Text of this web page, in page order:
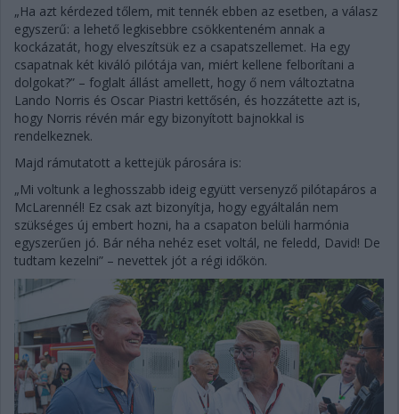
„Ha azt kérdezed tőlem, mit tennék ebben az esetben, a válasz
egyszerű: a lehető legkisebbre csökkenteném annak a
kockázatát, hogy elveszítsük ez a csapatszellemet. Ha egy
csapatnak két kiváló pilótája van, miért kellene felborítani a
dolgokat?” – foglalt állást amellett, hogy ő nem változtatna
Lando Norris és Oscar Piastri kettősén, és hozzátette azt is,
hogy Norris révén már egy bizonyított bajnokkal is
rendelkeznek.
Majd rámutatott a kettejük párosára is:
„Mi voltunk a leghosszabb ideig együtt versenyző pilótapáros a
McLarennél! Ez csak azt bizonyítja, hogy egyáltalán nem
szükséges új embert hozni, ha a csapaton belüli harmónia
egyszerűen jó. Bár néha nehéz eset voltál, ne feledd, David! De
tudtam kezelni” – nevettek jót a régi időkön.